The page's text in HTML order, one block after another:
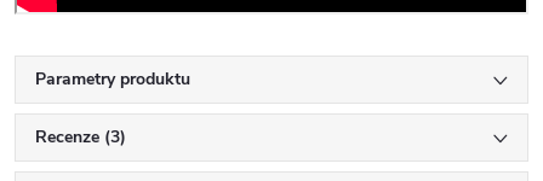
Parametry produktu
Recenze (3)